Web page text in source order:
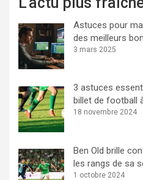
Astuces pour
des meilleurs
3 mars 2025
3 astuces
billet de football
18 novembre 2024
Ben Old brille
les rangs de sa
1 octobre 2024